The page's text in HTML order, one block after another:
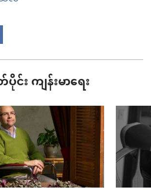
ပိုင်း ကျန်းမာရေး